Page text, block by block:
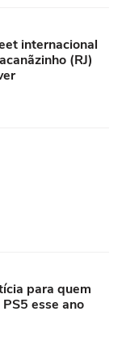
internacional
(RJ)
para quem
esse ano